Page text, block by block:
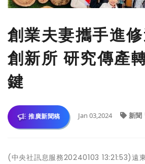
創業夫妻攜手進
創新所 研究傳產
鍵
推廣新聞稿 Jan 03,2024 新聞
(中央社訊息服務20240103 13:21:53)遠